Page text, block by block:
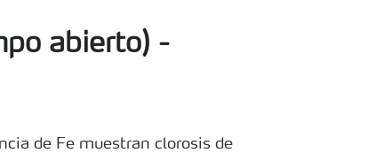
abierto) -
de Fe muestran clorosis de